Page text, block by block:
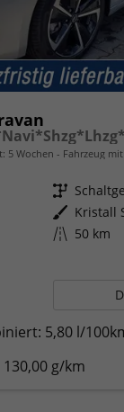
5 Wochen Fahrzeug
Getriebe
Außenfarbe Kristall
Kilometerstand 50 km
5,80 l/
130,00 g/km